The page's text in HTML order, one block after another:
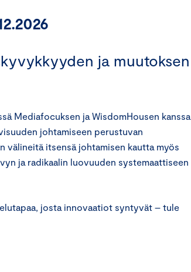
ja muutoksen
Mediafocuksen ja WisdomHousen kanssa
johtamiseen perustuvan
välineitä itsensä johtamisen kautta myös
ja radikaalin luovuuden systemaattiseen
josta innovaatiot syntyvät – tule